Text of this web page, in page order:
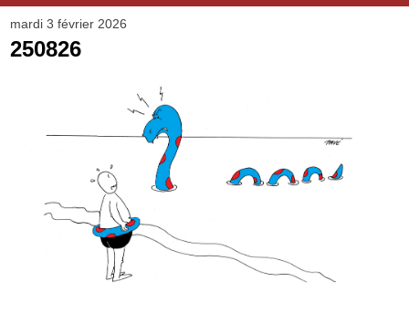
mardi 3 février 2026
250826